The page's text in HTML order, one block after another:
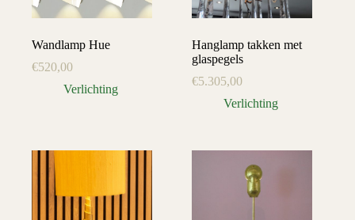
Wandlamp Hue
€520,00
Verlichting
Hanglamp takken met
glaspegels
€5.305,00
Verlichting